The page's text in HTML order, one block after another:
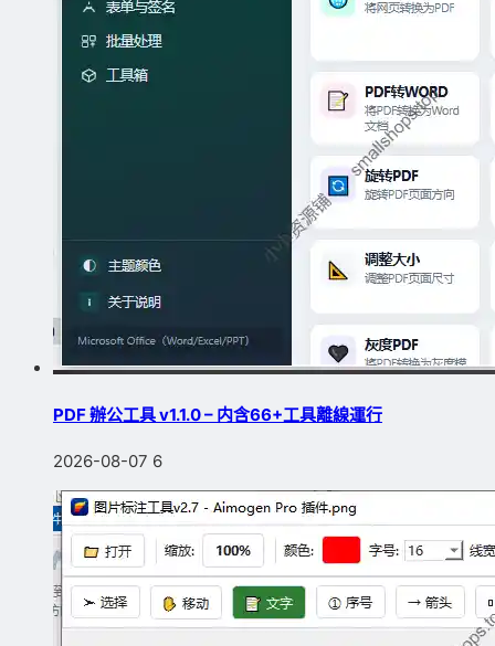
PDF 辦公工具 v1.1.0 – 内含66+工具離線運行
2026-08-07 6